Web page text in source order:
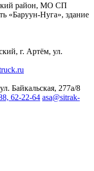
район, МО СП
«Баруун-Нуга», здание
г. Артём, ул.
Байкальская, 277а/8
62-22-64 asa@sitrak-